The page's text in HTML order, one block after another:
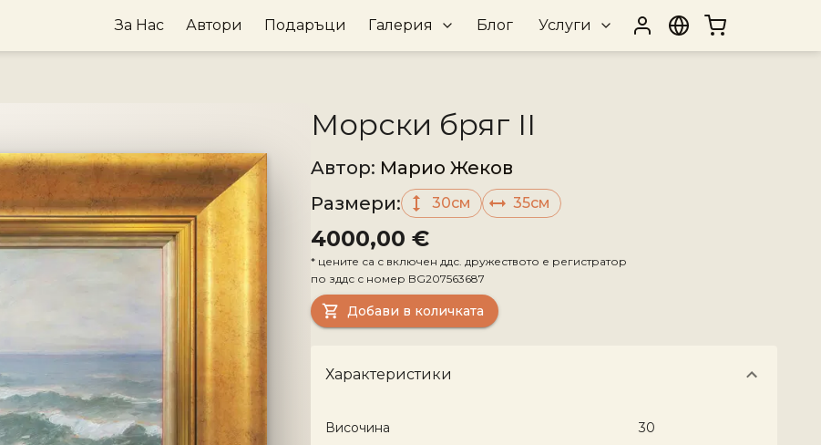
За Нас Автори Подаръци Галерия Блог Услуги
Морски бряг II
Aвтор: Марио Жеков
Размери: 30см 35см
4000,00 €
* цените са с включен ддс. дружеството е регистратор
по зддс с номер BG207563687
Добави в количката
Характеристики
Височина 30